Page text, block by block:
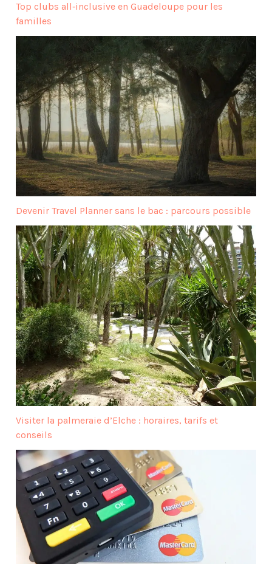
Top clubs all‑inclusive en Guadeloupe pour les
familles
Devenir Travel Planner sans le bac : parcours possible
Visiter la palmeraie d’Elche : horaires, tarifs et
conseils